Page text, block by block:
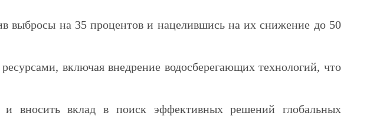
выбросы на 35 процентов и нацелившись на их снижение до 50
включая внедрение водосберегающих технологий, что
и вносить вклад в поиск эффективных решений глобальных